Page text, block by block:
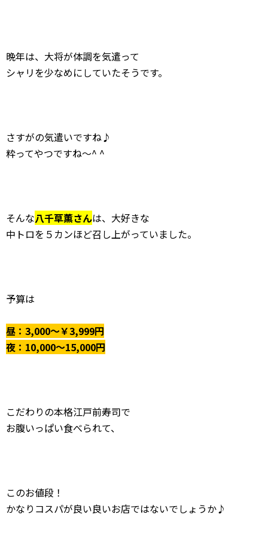
晩年は、大将が体調を気遣って
シャリを少なめにしていたそうです。
さすがの気遣いですね♪
粋ってやつですね〜^ ^
そんな八千草薫さんは、大好きな
中トロを５カンほど召し上がっていました。
予算は
昼：3,000～￥3,999円
夜：10,000〜15,000円
こだわりの本格江戸前寿司で
お腹いっぱい食べられて、
このお値段！
かなりコスパが良い良いお店ではないでしょうか♪